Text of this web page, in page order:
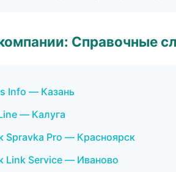
Справочные
Info — Казань
— Калуга
Spravka Pro — Красноярск
Link Service — Иваново